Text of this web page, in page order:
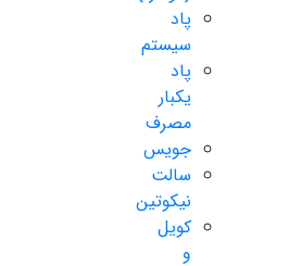
پاد
سیستم
پاد
یکبار
مصرف
جویس
سالت
نیکوتین
کویل
و